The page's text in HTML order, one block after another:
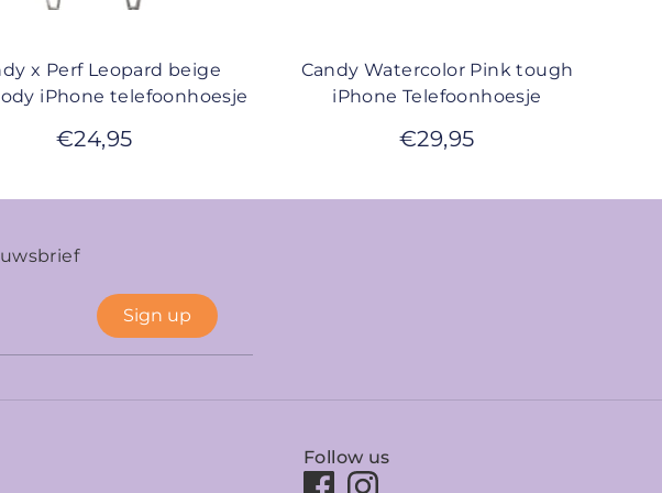
x Perf Leopard beige
iPhone telefoonhoesje
€24,95
Candy Watercolor Pink tough
iPhone Telefoonhoesje
€29,95
Sign up
Follow us